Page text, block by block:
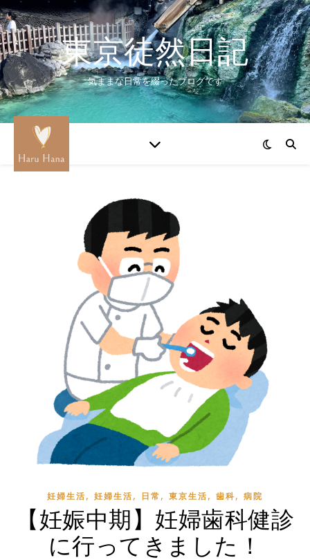
東京徒然日記
気ままな日常を綴ったブログです
妊婦生活, 妊婦生活, 日常 , 東京生活, 歯科, 病院
【妊娠中期】妊婦歯科健診
に行ってきました！